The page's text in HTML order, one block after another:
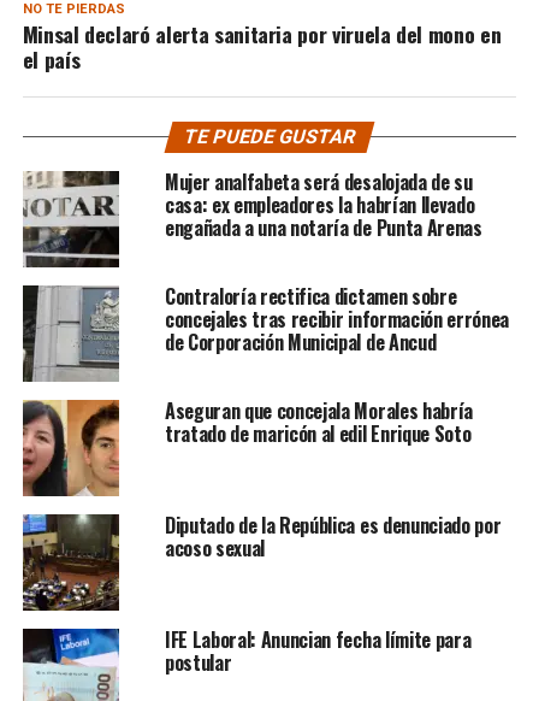
NO TE PIERDAS
Minsal declaró alerta sanitaria por viruela del mono en
el país
TE PUEDE GUSTAR
Mujer analfabeta será desalojada de su
casa: ex empleadores la habrían llevado
engañada a una notaría de Punta Arenas
Contraloría rectifica dictamen sobre
concejales tras recibir información errónea
de Corporación Municipal de Ancud
Aseguran que concejala Morales habría
tratado de maricón al edil Enrique Soto
Diputado de la República es denunciado por
acoso sexual
IFE Laboral: Anuncian fecha límite para
postular